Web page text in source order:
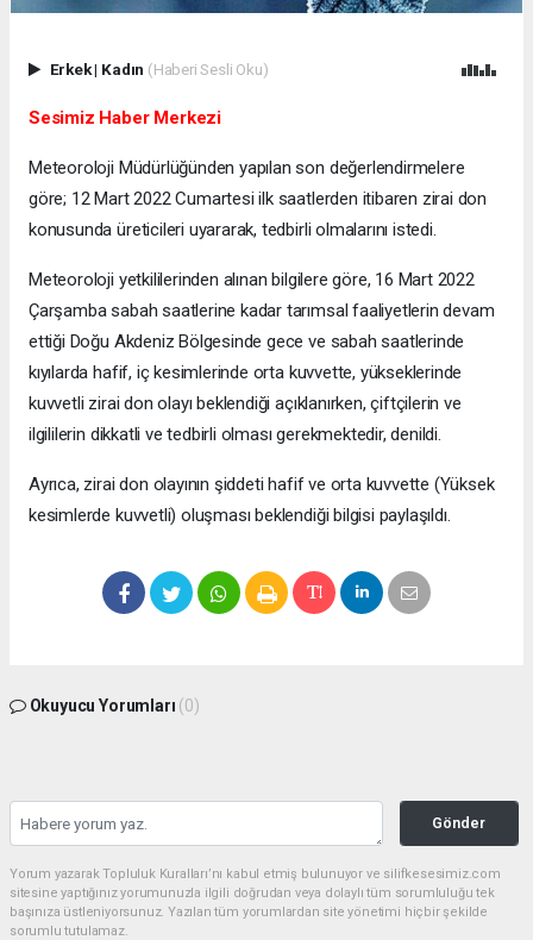
Erkek| Kadın (Haberi Sesli Oku)
Sesimiz Haber Merkezi
Meteoroloji Müdürlüğünden yapılan son değerlendirmelere
göre; 12 Mart 2022 Cumartesi ilk saatlerden itibaren zirai don
konusunda üreticileri uyararak, tedbirli olmalarını istedi.
Meteoroloji yetkililerinden alınan bilgilere göre, 16 Mart 2022
Çarşamba sabah saatlerine kadar tarımsal faaliyetlerin devam
ettiği Doğu Akdeniz Bölgesinde gece ve sabah saatlerinde
kıyılarda hafif, iç kesimlerinde orta kuvvette, yükseklerinde
kuvvetli zirai don olayı beklendiği açıklanırken, çiftçilerin ve
ilgililerin dikkatli ve tedbirli olması gerekmektedir, denildi.
Ayrıca, zirai don olayının şiddeti hafif ve orta kuvvette (Yüksek
kesimlerde kuvvetli) oluşması beklendiği bilgisi paylaşıldı.
Okuyucu Yorumları (0)
Gönder
Yorum yazarak Topluluk Kuralları’nı kabul etmiş bulunuyor ve silifkesesimiz.com
sitesine yaptığınız yorumunuzla ilgili doğrudan veya dolaylı tüm sorumluluğu tek
başınıza üstleniyorsunuz. Yazılan tüm yorumlardan site yönetimi hiçbir şekilde
sorumlu tutulamaz.